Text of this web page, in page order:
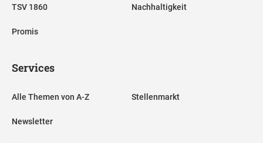
TSV 1860
Promis
Nachhaltigkeit
Services
Alle Themen von A-Z
Newsletter
Stellenmarkt